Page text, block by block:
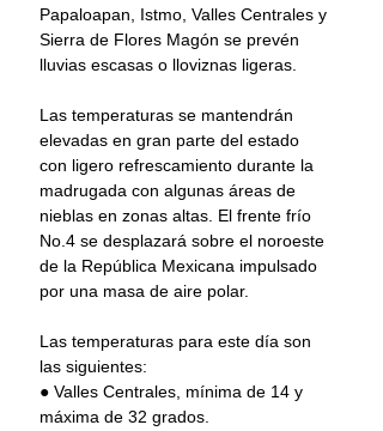
Papaloapan, Istmo, Valles Centrales y
Sierra de Flores Magón se prevén
lluvias escasas o lloviznas ligeras.
Las temperaturas se mantendrán
elevadas en gran parte del estado
con ligero refrescamiento durante la
madrugada con algunas áreas de
nieblas en zonas altas. El frente frío
No.4 se desplazará sobre el noroeste
de la República Mexicana impulsado
por una masa de aire polar.
Las temperaturas para este día son
las siguientes:
● Valles Centrales, mínima de 14 y
máxima de 32 grados.